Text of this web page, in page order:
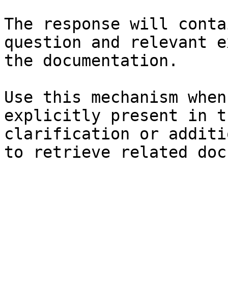
The response will
question and relevant
the documentation.
Use this mechanism
explicitly present in
clarification or